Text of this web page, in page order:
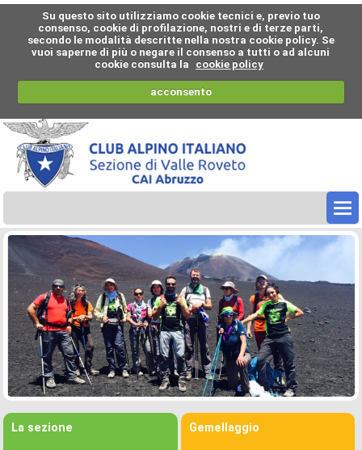
Su questo sito utilizziamo cookie tecnici e, previo tuo
consenso, cookie di profilazione, nostri e di terze parti,
secondo le modalità descritte nella nostra cookie policy. Se
vuoi saperne di più o negare il consenso a tutti o ad alcuni
cookie consulta la
cookie policy
acconsento
La sezione Gemellaggio